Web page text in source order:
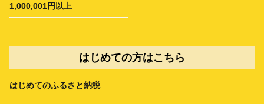
1,000,001円以上
はじめての方はこちら
はじめてのふるさと納税